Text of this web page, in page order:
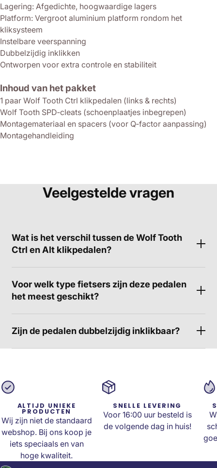
Lagering: Afgedichte, hoogwaardige lagers
Platform: Vergroot aluminium platform rondom het
kliksysteem
Instelbare veerspanning
Dubbelzijdig inklikken
Ontworpen voor extra controle en stabiliteit
Inhoud van het pakket
1 paar Wolf Tooth Ctrl klikpedalen (links & rechts)
Wolf Tooth SPD‑cleats (schoenplaatjes inbegrepen)
Montagemateriaal en spacers (voor Q‑factor aanpassing)
Montagehandleiding
Veelgestelde vragen
Wat is het verschil tussen de Wolf Tooth
Ctrl en Alt klikpedalen?
Voor welk type fietsers zijn deze pedalen
het meest geschikt?
Zijn de pedalen dubbelzijdig inklikbaar?
ALTIJD UNIEKE
PRODUCTEN
Wij zijn niet de standaard
webshop. Bij ons koop je
iets speciaals en van
hoge kwaliteit.
SNELLE LEVERING
Voor 16:00 uur besteld is
de volgende dag in huis!